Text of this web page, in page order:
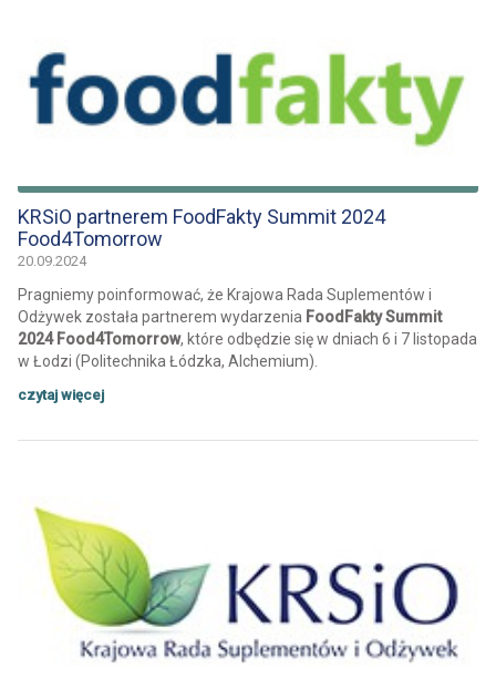
KRSiO partnerem FoodFakty Summit 2024
Food4Tomorrow
20.09.2024
Pragniemy poinformować, że Krajowa Rada Suplementów i
Odżywek została partnerem wydarzenia FoodFakty Summit
2024 Food4Tomorrow, które odbędzie się w dniach 6 i 7 listopada
w Łodzi (Politechnika Łódzka, Alchemium).
czytaj więcej